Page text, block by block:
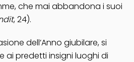
che mai abbandona i suoi
, 24).
dell’Anno giubilare, si
ai predetti insigni luoghi di